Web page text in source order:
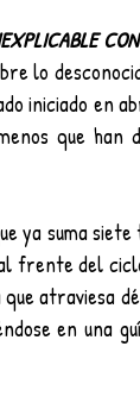
lo
iniciado en
que han
ya suma
frente del
atraviesa
en una